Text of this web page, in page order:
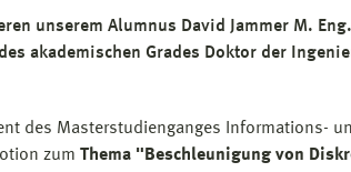
unserem Alumnus David Jammer M.
akademischen Grades Doktor der
des Masterstudienganges Informations-
zum Thema "Beschleunigung von